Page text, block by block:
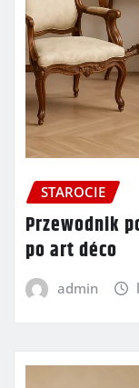
STAROCIE
Przewodnik
po art déco
admin